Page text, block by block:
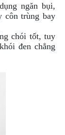
ngăn bụi,
côn trùng bay
chói tốt, tuy
đen chẳng